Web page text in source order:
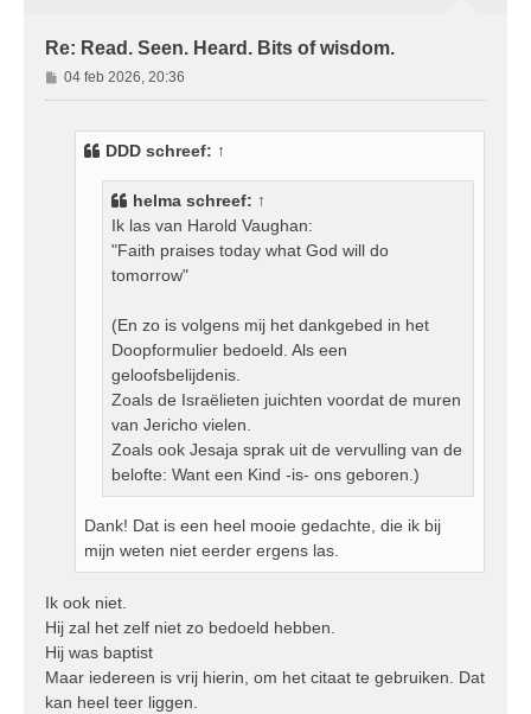
Re: Read. Seen. Heard. Bits of wisdom.
B
e
04 feb 2026, 20:36
DDD schreef: ↑
helma schreef: ↑
Ik las van Harold Vaughan:
"Faith praises today what God will do
tomorrow"
(En zo is volgens mij het dankgebed in het
Doopformulier bedoeld. Als een
geloofsbelijdenis.
Zoals de Israëlieten juichten voordat de muren
van Jericho vielen.
Zoals ook Jesaja sprak uit de vervulling van de
belofte: Want een Kind -is- ons geboren.)
Dank! Dat is een heel mooie gedachte, die ik bij
mijn weten niet eerder ergens las.
Ik ook niet.
Hij zal het zelf niet zo bedoeld hebben.
Hij was baptist
Maar iedereen is vrij hierin, om het citaat te gebruiken. Dat
kan heel teer liggen.